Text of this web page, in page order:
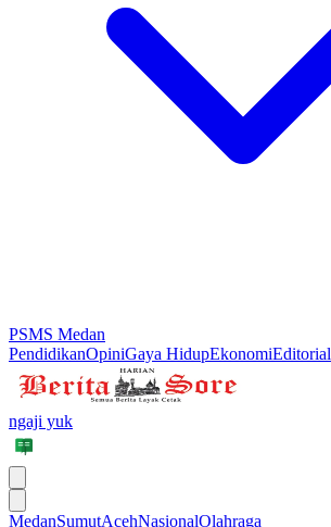
PSMS Medan
PendidikanOpiniGaya HidupEkonomiEditorial
ngaji yuk
MedanSumutAcehNasionalOlahraga